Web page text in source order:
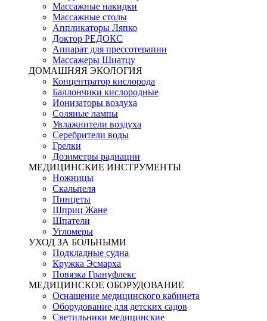
Массажные накидки
Массажные столы
Аппликаторы Ляпко
Доктор РЕДОКС
Аппарат для прессотерапии
Массажеры Шиатцу
ДОМАШНЯЯ ЭКОЛОГИЯ
Концентратор кислорода
Баллончики кислородные
Ионизаторы воздуха
Соляные лампы
Увлажнители воздуха
Серебрители воды
Грелки
Дозиметры радиации
МЕДИЦИНСКИЕ ИНСТРУМЕНТЫ
Ножницы
Скальпеля
Пинцеты
Шприц Жане
Шпатели
Угломеры
УХОД ЗА БОЛЬНЫМИ
Подкладные судна
Кружка Эсмарха
Повязка Грануфлекс
МЕДИЦИНСКОЕ ОБОРУДОВАНИЕ
Оснащение медицинского кабинета
Оборудование для детских садов
Светильники медицинские